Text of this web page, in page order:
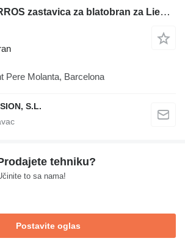
GOMA GUARDARROS zastavica za blatobran za Liebherr LTM 1050/1 dizalice za sve terene
Pere Molanta, Barcelona
S.L.
tehniku?
to sa nama!
Postavite oglas